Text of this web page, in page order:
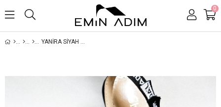
0
YANIRA SIYAH ÇIÇEK DESENI SIVRI BURUNLU ARKASI AÇIK SIYAH KUMAŞ KADIN STILETTO / SIYAH ÇIÇEK DESENLI TOPUKLU AYAKKABI